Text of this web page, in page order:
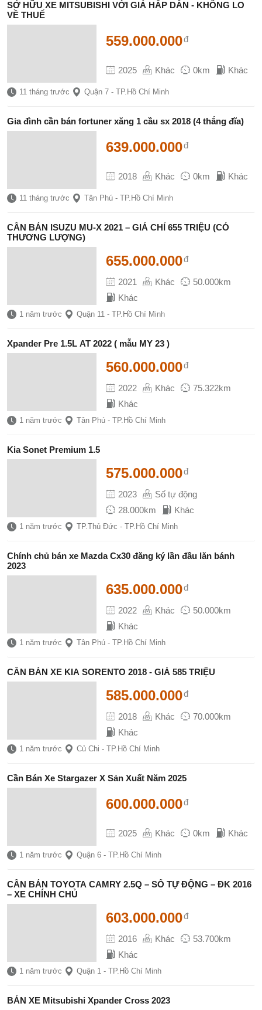
SỞ HỮU XE MITSUBISHI VỚI GIÁ HẤP DẪN - KHÔNG LO
VỀ THUẾ
2025 Khác 0km Khác
559.000.000đ
11 tháng trước Quận 7 - TP.Hồ Chí Minh
Gia đình cần bán fortuner xăng 1 cầu sx 2018 (4 thắng đĩa)
2018 Khác 0km Khác
639.000.000đ
11 tháng trước Tân Phú - TP.Hồ Chí Minh
CẦN BÁN ISUZU MU-X 2021 – GIÁ CHỈ 655 TRIỆU (CÓ
THƯƠNG LƯỢNG)
2021 Khác
50.000km
Khác
655.000.000đ
1 năm trước Quận 11 - TP.Hồ Chí Minh
Xpander Pre 1.5L AT 2022 ( mẫu MY 23 )
2022 Khác
75.322km
Khác
560.000.000đ
1 năm trước Tân Phú - TP.Hồ Chí Minh
Kia Sonet Premium 1.5
2023
Số tự động
28.000km
Khác
575.000.000đ
1 năm trước TP.Thủ Đức - TP.Hồ Chí Minh
Chính chủ bán xe Mazda Cx30 đăng ký lần đầu lăn bánh
2023
2022 Khác
50.000km
Khác
635.000.000đ
1 năm trước Tân Phú - TP.Hồ Chí Minh
CẦN BÁN XE KIA SORENTO 2018 - GIÁ 585 TRIỆU
2018 Khác
70.000km
Khác
585.000.000đ
1 năm trước Củ Chi - TP.Hồ Chí Minh
Cần Bán Xe Stargazer X Sản Xuất Năm 2025
2025 Khác 0km Khác
600.000.000đ
1 năm trước Quận 6 - TP.Hồ Chí Minh
CẦN BÁN TOYOTA CAMRY 2.5Q – SỐ TỰ ĐỘNG – ĐK 2016
– XE CHÍNH CHỦ
2016 Khác
53.700km
Khác
603.000.000đ
1 năm trước Quận 1 - TP.Hồ Chí Minh
BÁN XE Mitsubishi Xpander Cross 2023